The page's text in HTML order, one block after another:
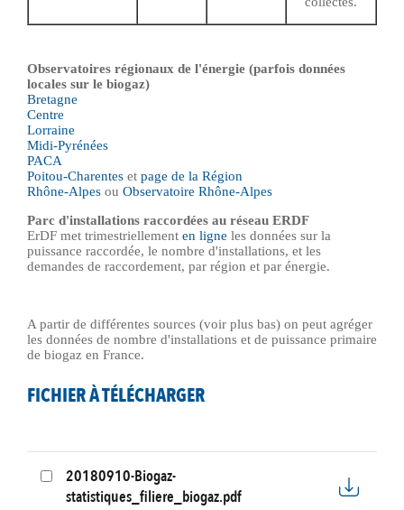
Observatoires régionaux de l'énergie (parfois données
locales sur le biogaz)
Bretagne
Centre
Lorraine
Midi-Pyrénées
PACA
Poitou-Charenteset page de la Région
Rhône-Alpesou Observatoire Rhône-Alpes
Parc d'installations raccordées au réseau ERDF
ErDF met trimestriellement en ligne les données sur la
puissance raccordée, le nombre d'installations, et les
demandes de raccordement, par région et par énergie.
A partir de différentes sources (voir plus bas) on peut agréger
les données de nombre d'installations et de puissance primaire
de biogaz en France.
FICHIER À TÉLÉCHARGER
20180910-Biogaz-
statistiques_filiere_biogaz.pdf